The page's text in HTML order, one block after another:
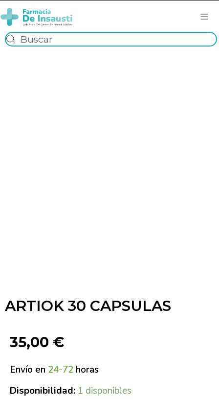
ARTIOK 30 CAPSULAS
35,00 €
Envío en 24-72 horas
Disponibilidad: 1 disponibles